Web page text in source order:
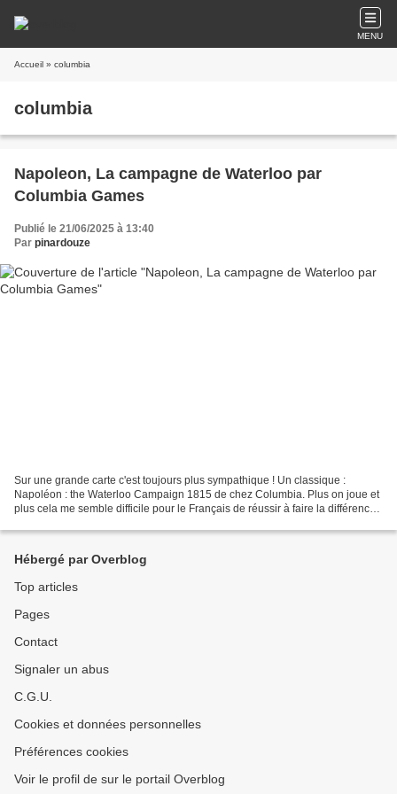
MENU
Accueil » columbia
columbia
Napoleon, La campagne de Waterloo par
Columbia Games
Publié le 21/06/2025 à 13:40
Par pinardouze
Sur une grande carte c'est toujours plus sympathique ! Un classique :
Napoléon : the Waterloo Campaign 1815 de chez Columbia. Plus on joue et
plus cela me semble difficile pour le Français de réussir à faire la différence
Hébergé par Overblog
Top articles
Pages
Contact
Signaler un abus
C.G.U.
Cookies et données personnelles
Préférences cookies
Voir le profil de sur le portail Overblog